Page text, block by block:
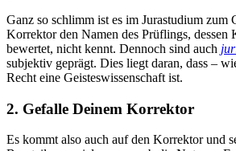
Ganz so schlimm ist es im Jurastudium zum
Korrektor den Namen des Prüflings, dessen
bewertet, nicht kennt. Dennoch sind auch
subjektiv geprägt. Dies liegt daran, dass –
Recht eine Geisteswissenschaft ist.
2. Gefalle Deinem Korrektor
Es kommt also auch auf den Korrektor und